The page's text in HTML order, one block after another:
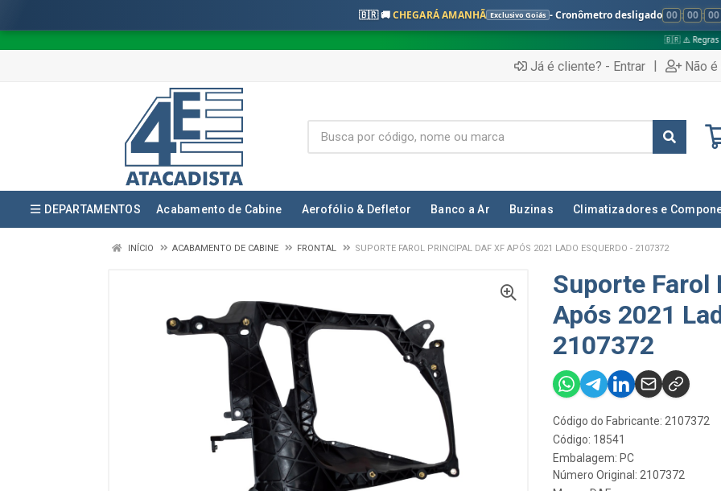
🇧🇷 🚚CHEGARÁ AMANHÃ Exclusivo Goiás - Cronômetro desligado 00 : 00 : 00
🇧🇷 ⚠️ Regras válidas apenas
Já é cliente? - Entrar | Não
DEPARTAMENTOS Acabamento de Cabine Aerofólio & Defletor Banco a Ar Buzinas Climatizadores e
INÍCIO ACABAMENTO DE CABINE FRONTAL SUPORTE FAROL PRINCIPAL DAF XF APÓS 2021 LADO ESQUERDO - 2107372
Suporte Farol
Após 2021
2107372
Código do Fabricante: 2107372
Código: 18541
Embalagem: PC
Número Original: 2107372